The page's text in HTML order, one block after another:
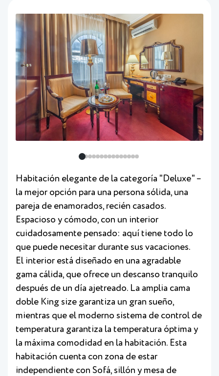
Habitación elegante de la categoría "Deluxe" –
la mejor opción para una persona sólida, una
pareja de enamorados, recién casados.
Espacioso y cómodo, con un interior
cuidadosamente pensado: aquí tiene todo lo
que puede necesitar durante sus vacaciones.
El interior está diseñado en una agradable
gama cálida, que ofrece un descanso tranquilo
después de un día ajetreado. La amplia cama
doble King size garantiza un gran sueño,
mientras que el moderno sistema de control de
temperatura garantiza la temperatura óptima y
la máxima comodidad en la habitación. Esta
habitación cuenta con zona de estar
independiente con Sofá, sillón y mesa de